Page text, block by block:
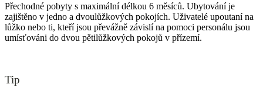
Přechodné pobyty s maximální délkou 6 měsíců. Ubytování je
zajištěno v jedno a dvoulůžkových pokojích. Uživatelé upoutaní na
lůžko nebo ti, kteří jsou převážně závislí na pomoci personálu jsou
umísťováni do dvou pětilůžkových pokojů v přízemí.
Tip